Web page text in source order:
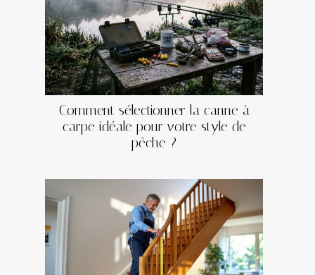
Comment sélectionner la canne à
carpe idéale pour votre style de
pêche ?